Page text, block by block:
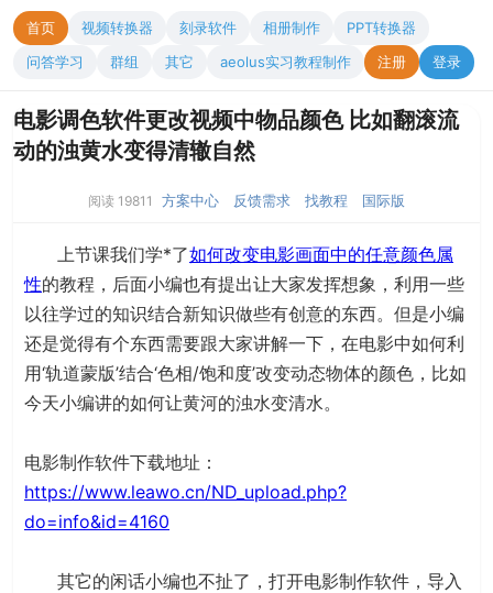
首页 视频转换器 刻录软件 相册制作
PPT转换器
问答学习
群组 其它 aeolus实习教程制作 注册 登录
电影调色软件更改视频中物品颜色 比如翻滚流
动的浊黄水变得清辙自然
阅读 19811 方案中心 反馈需求 找教程 国际版
上节课我们学*了如何改变电影画面中的任意颜色属
性的教程，后面小编也有提出让大家发挥想象，利用一些
以往学过的知识结合新知识做些有创意的东西。但是小编
还是觉得有个东西需要跟大家讲解一下，在电影中如何利
用‘轨道蒙版’结合‘色相/饱和度’改变动态物体的颜色，比如
今天小编讲的如何让黄河的浊水变清水。
电影制作软件下载地址：
https://www.leawo.cn/ND_upload.php?
do=info&id=4160
其它的闲话小编也不扯了，打开电影制作软件，导入